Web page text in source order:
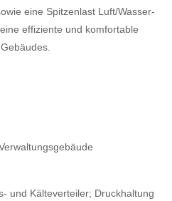
eine Spitzenlast Luft/Wasser-
effiziente und komfortable
und Kälteverteiler; Druckhaltung